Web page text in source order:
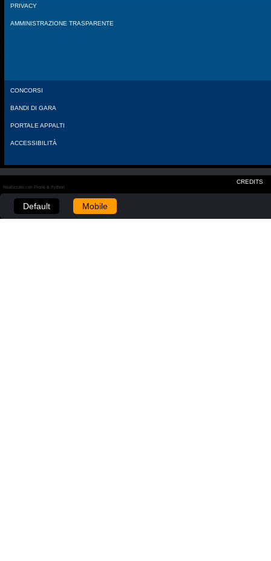
PRIVACY
AMMINISTRAZIONE TRASPARENTE
CONCORSI
BANDI DI GARA
PORTALE APPALTI
ACCESSIBILITÀ
CREDITS
Realizzato con Plone & Python
Default Mobile